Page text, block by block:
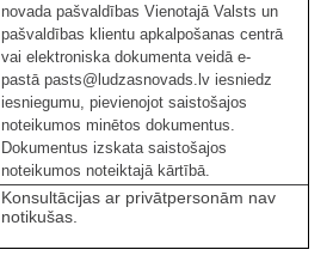
novada pašvaldības Vienotajā Valsts un
pašvaldības klientu apkalpošanas centrā
vai elektroniska dokumenta veidā e-
pastā pasts@ludzasnovads.lv iesniedz
iesniegumu, pievienojot saistošajos
noteikumos minētos dokumentus.
Dokumentus izskata saistošajos
noteikumos noteiktajā kārtībā.
Konsultācijas ar privātpersonām nav
notikušas.